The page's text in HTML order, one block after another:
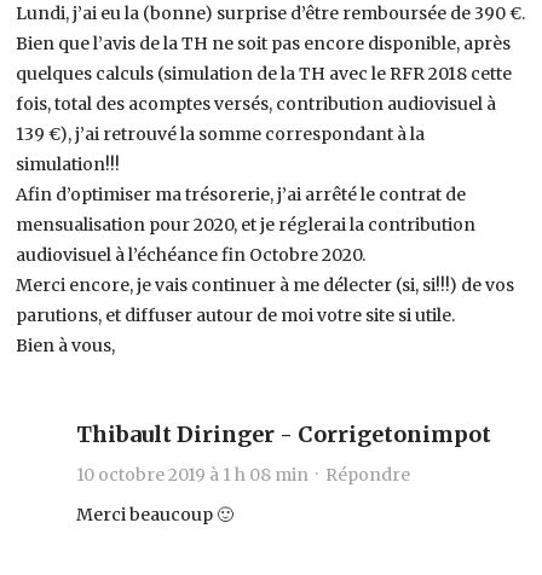
Lundi, j’ai eu la (bonne) surprise d’être remboursée de 390 €.
Bien que l’avis de la TH ne soit pas encore disponible, après
quelques calculs (simulation de la TH avec le RFR 2018 cette
fois, total des acomptes versés, contribution audiovisuel à
139 €), j’ai retrouvé la somme correspondant à la
simulation!!!
Afin d’optimiser ma trésorerie, j’ai arrêté le contrat de
mensualisation pour 2020, et je réglerai la contribution
audiovisuel à l’échéance fin Octobre 2020.
Merci encore, je vais continuer à me délecter (si, si!!!) de vos
parutions, et diffuser autour de moi votre site si utile.
Bien à vous,
Thibault Diringer - Corrigetonimpot
10 octobre 2019 à 1 h 08 min · Répondre
Merci beaucoup 🙂